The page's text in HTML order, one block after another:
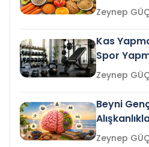
Kas
Spor
Beyni